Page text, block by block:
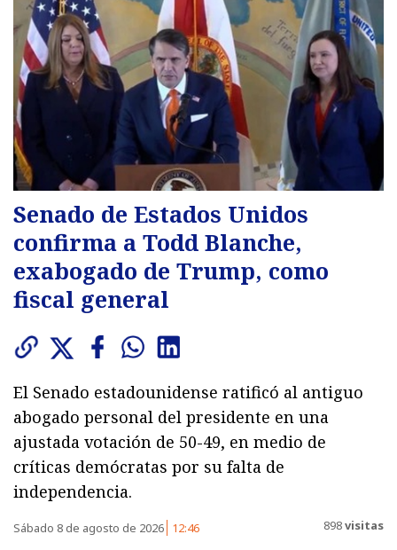
Senado de Estados Unidos
confirma a Todd Blanche,
exabogado de Trump, como
fiscal general
El Senado estadounidense ratificó al antiguo
abogado personal del presidente en una
ajustada votación de 50-49, en medio de
críticas demócratas por su falta de
independencia.
Sábado 8 de agosto de 2026 12:46 898visitas